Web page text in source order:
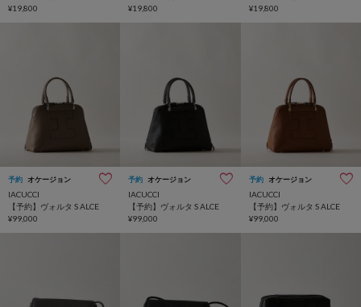
¥19,800
¥19,800
¥19,800
予約 オケージョン
IACUCCI
【予約】ヴォルタ S ALCE
¥99,000
予約 オケージョン
IACUCCI
【予約】ヴォルタ S ALCE
¥99,000
予約 オケージョン
IACUCCI
【予約】ヴォルタ S ALCE
¥99,000